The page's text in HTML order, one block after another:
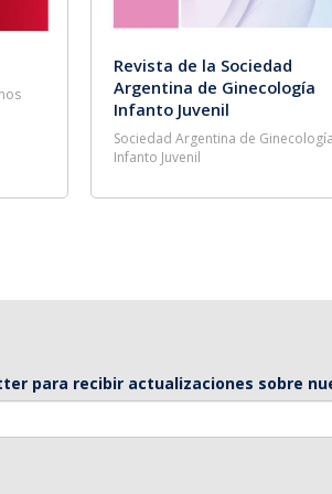
Revista de la Sociedad
Argentina de Ginecología
Infanto Juvenil
Sociedad Argentina de Ginecología
Infanto Juvenil
para recibir actualizaciones sobre